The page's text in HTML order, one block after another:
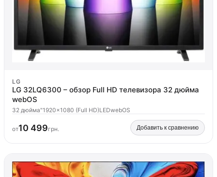
LG
LG 32LQ6300 – обзор Full HD телевизора 32 дюйма
webOS
32 дюйма"1920x1080 (Full HD)LEDwebOS
от10 499грн. Добавить к сравнению